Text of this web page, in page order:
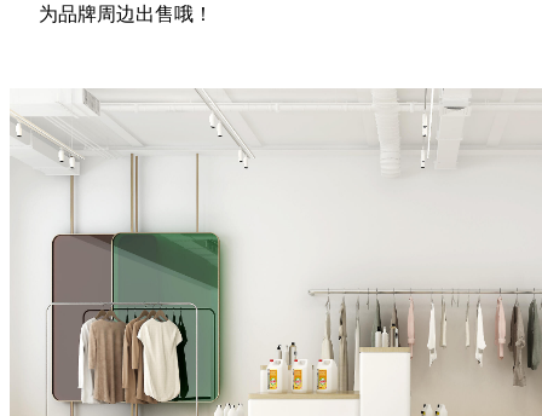
为品牌周边出售哦！